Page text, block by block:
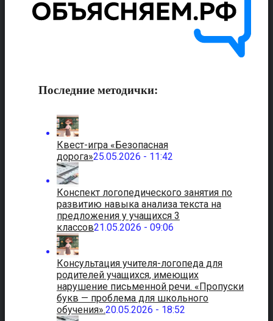
Последние методички:
Квест-игра «Безопасная
дорога»25.05.2026 - 11:42
Конспект логопедического занятия по
развитию навыка анализа текста на
предложения у учащихся 3
классов21.05.2026 - 09:06
Консультация учителя-логопеда для
родителей учащихся, имеющих
нарушение письменной речи. «Пропуски
букв — проблема для школьного
обучения».20.05.2026 - 18:52